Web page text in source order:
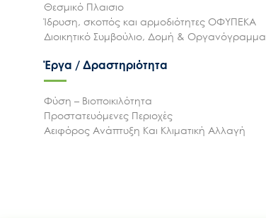
Θεσμικό Πλαισιο
Ίδρυση, σκοπός και αρμοδιότητες ΟΦΥΠΕΚΑ
Διοικητικό Συμβούλιο, Δομή & Οργανόγραμμα
Έργα / Δραστηριότητα
Φύση – Βιοποικιλότητα
Προστατευόμενες Περιοχές
Αειφόρος Ανάπτυξη Και Κλιματική Αλλαγή